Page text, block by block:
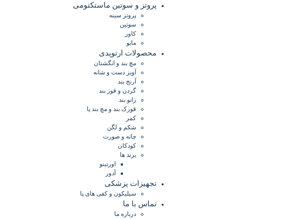
پروتز و سوتین ماستکتومی
پروتز سینه
سوتین
کاور
مایو
محصولات ارتوپدی
مچ بند و انگشتان
آویز دست و شانه
آرنج بند
گردن و قوز بند
زانو بند
قوزک بند و مچ بند پا
کمر
شکم و لگن
چانه و صورت
کودکان
برند ها
اورتینو
آدور
تجهیزات پزشکی
سیلیکون و کفی های پا
تماس با ما
درباره ما